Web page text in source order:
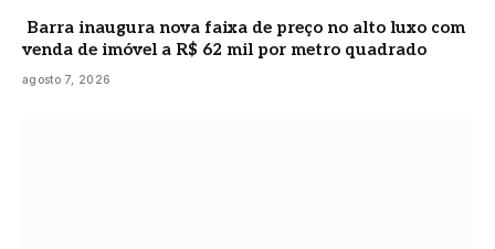
Barra inaugura nova faixa de preço no alto luxo com
venda de imóvel a R$ 62 mil por metro quadrado
agosto 7, 2026